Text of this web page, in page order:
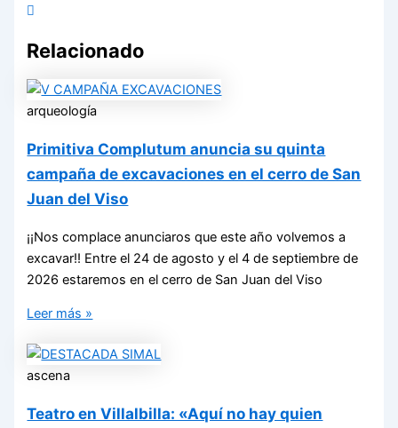
Relacionado
arqueología
Primitiva Complutum anuncia su quinta
campaña de excavaciones en el cerro de San
Juan del Viso
¡¡Nos complace anunciaros que este año volvemos a
excavar!! Entre el 24 de agosto y el 4 de septiembre de
2026 estaremos en el cerro de San Juan del Viso
Leer más »
ascena
Teatro en Villalbilla: «Aquí no hay quien